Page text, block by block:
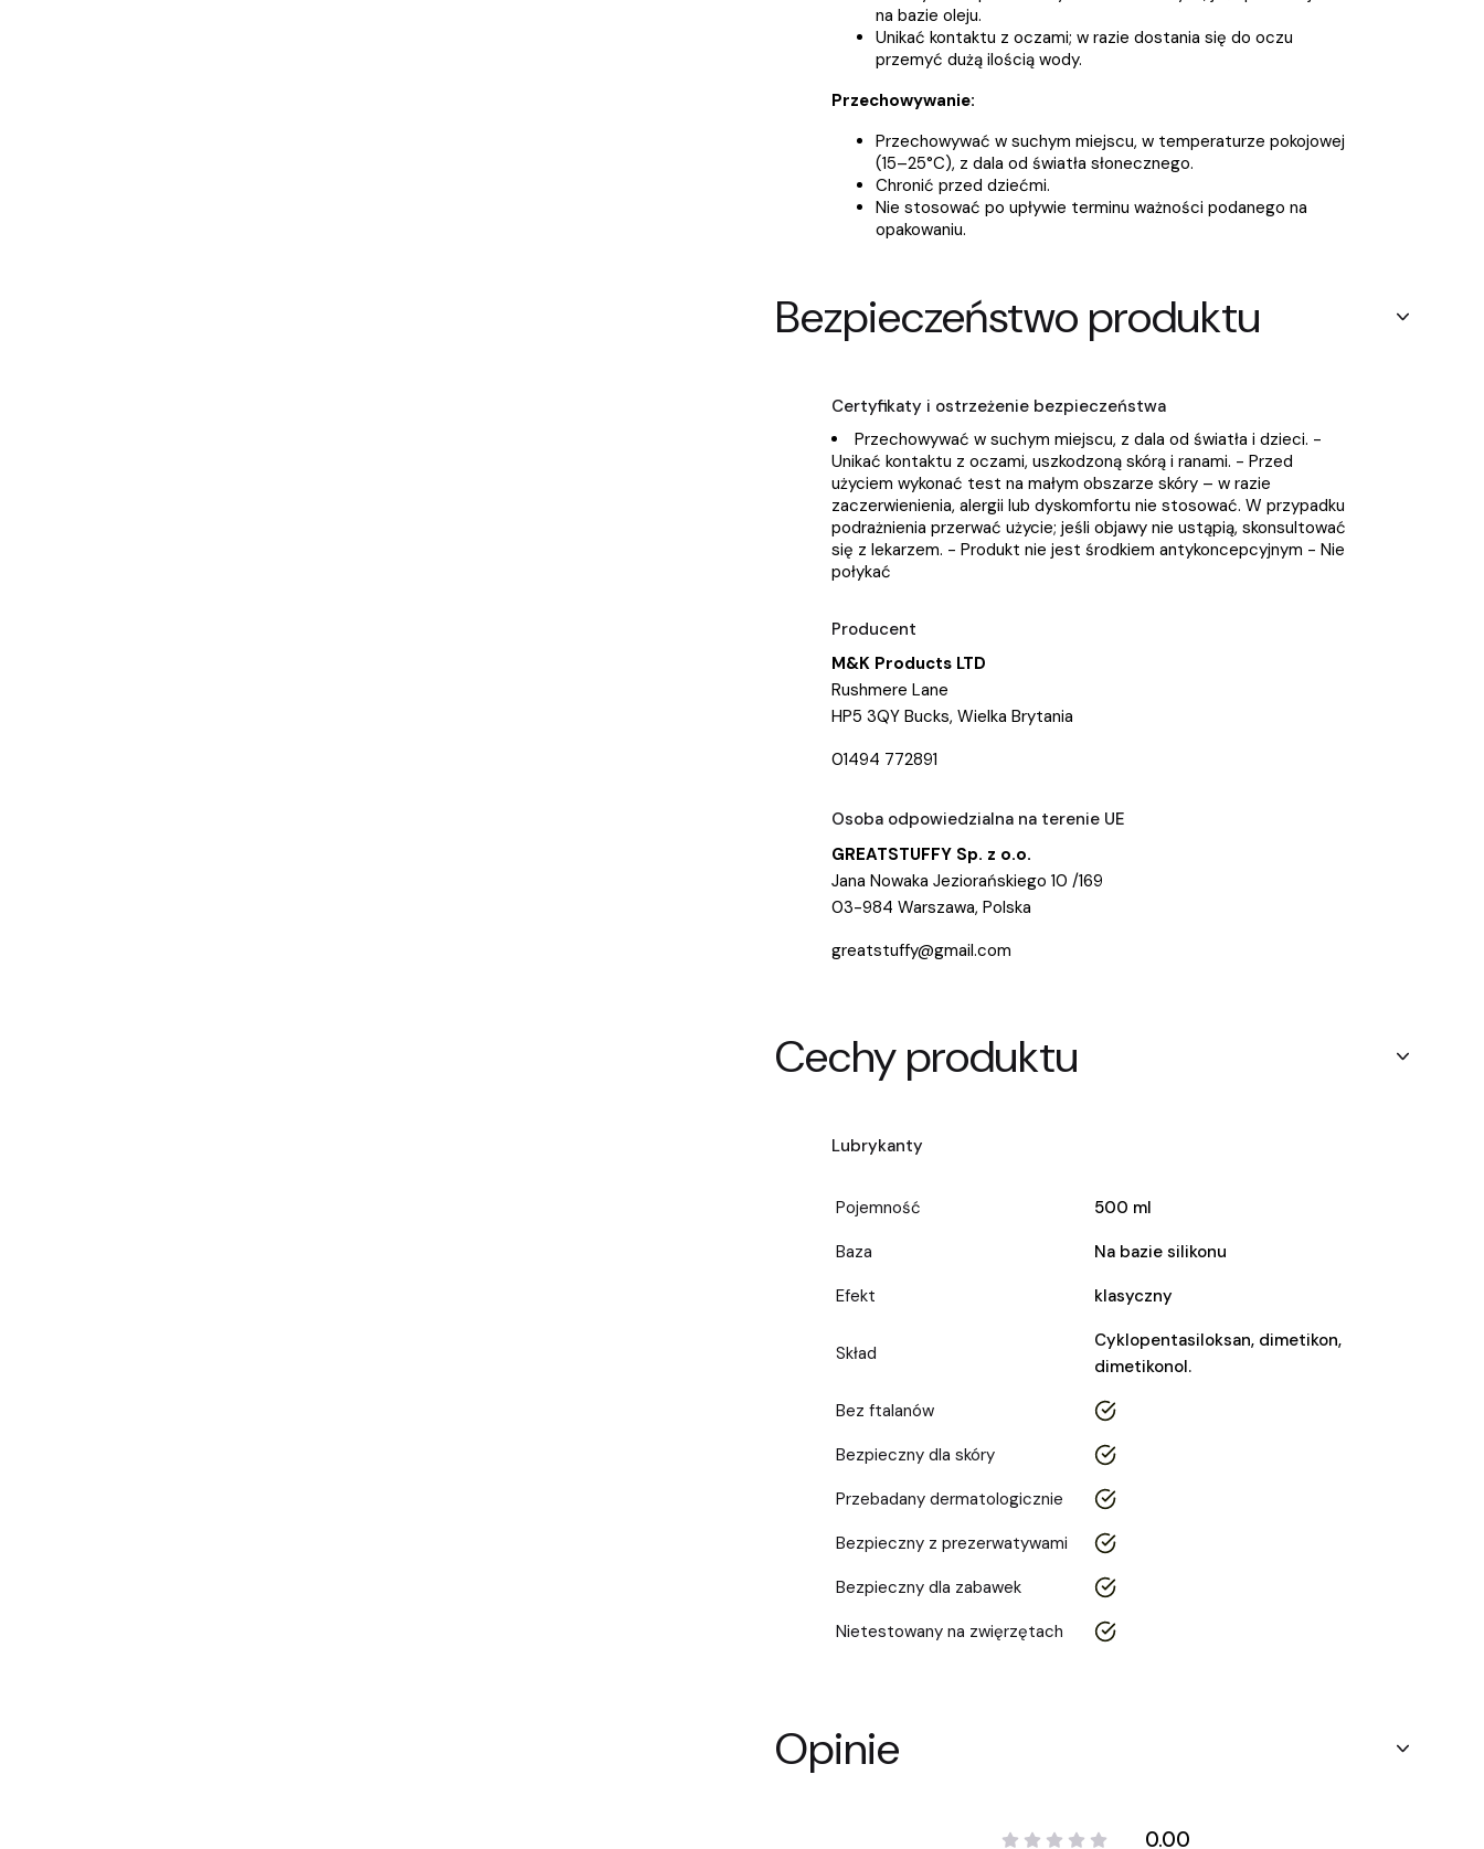
na bazie oleju.
Unikać kontaktu z oczami; w razie dostania się do oczu
przemyć dużą ilością wody.
Przechowywanie:
Przechowywać w suchym miejscu, w temperaturze pokojowej
(15–25°C), z dala od światła słonecznego.
Chronić przed dziećmi.
Nie stosować po upływie terminu ważności podanego na
opakowaniu.
Bezpieczeństwo produktu
Certyfikaty i ostrzeżenie bezpieczeństwa
Przechowywać w suchym miejscu, z dala od światła i dzieci. -
Unikać kontaktu z oczami, uszkodzoną skórą i ranami. - Przed
użyciem wykonać test na małym obszarze skóry – w razie
zaczerwienienia, alergii lub dyskomfortu nie stosować. W przypadku
podrażnienia przerwać użycie; jeśli objawy nie ustąpią, skonsultować
się z lekarzem. - Produkt nie jest środkiem antykoncepcyjnym - Nie
połykać
Producent
M&K Products LTD
Rushmere Lane
HP5 3QY Bucks, Wielka Brytania
01494 772891
Osoba odpowiedzialna na terenie UE
GREATSTUFFY Sp. z o.o.
Jana Nowaka Jeziorańskiego 10 /169
03-984 Warszawa, Polska
greatstuffy@gmail.com
Cechy produktu
Lubrykanty
Pojemność
500 ml
Baza
Na bazie silikonu
Efekt
klasyczny
Skład
Cyklopentasiloksan, dimetikon,
dimetikonol.
Bez ftalanów
tak
Bezpieczny dla skóry
tak
Przebadany dermatologicznie
tak
Bezpieczny z prezerwatywami
tak
Bezpieczny dla zabawek
tak
Nietestowany na zwięrzętach
tak
Opinie
0.00